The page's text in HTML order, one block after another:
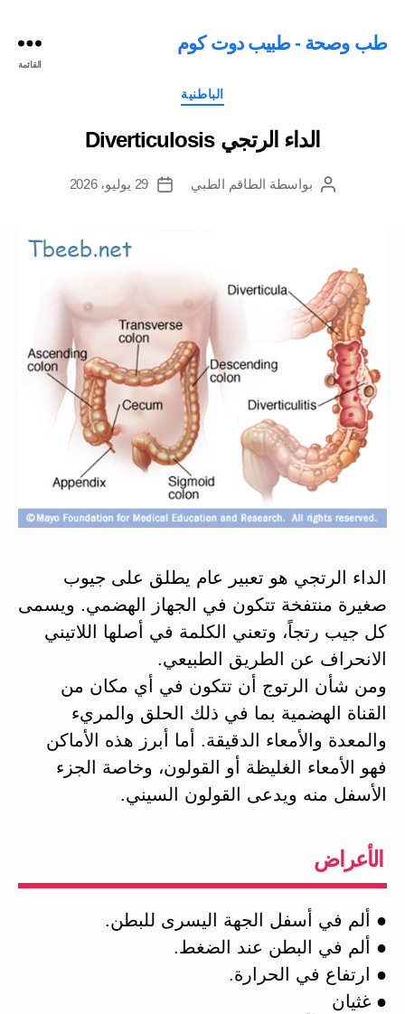
طب وصحة - طبيب دوت كوم
القائمة
التصنيفات
الباطنية
الداء الرتجي Diverticulosis
كاتببواسطة الطاقم الطبي
تاريخ
29 يوليو، 2026
الداء الرتجي هو تعبير عام يطلق على جيوب
صغيرة منتفخة تتكون في الجهاز الهضمي. ويسمى
كل جيب رتجاً، وتعني الكلمة في أصلها اللاتيني
الانحراف عن الطريق الطبيعي.
ومن شأن الرتوج أن تتكون في أي مكان من
القناة الهضمية بما في ذلك الحلق والمريء
والمعدة والأمعاء الدقيقة. أما أبرز هذه الأماكن
فهو الأمعاء الغليظة أو القولون، وخاصة الجزء
الأسفل منه ويدعى القولون السيني.
الأعراض
● ألم في أسفل الجهة اليسرى للبطن.
● ألم في البطن عند الضغط.
● ارتفاع في الحرارة.
● غثيان